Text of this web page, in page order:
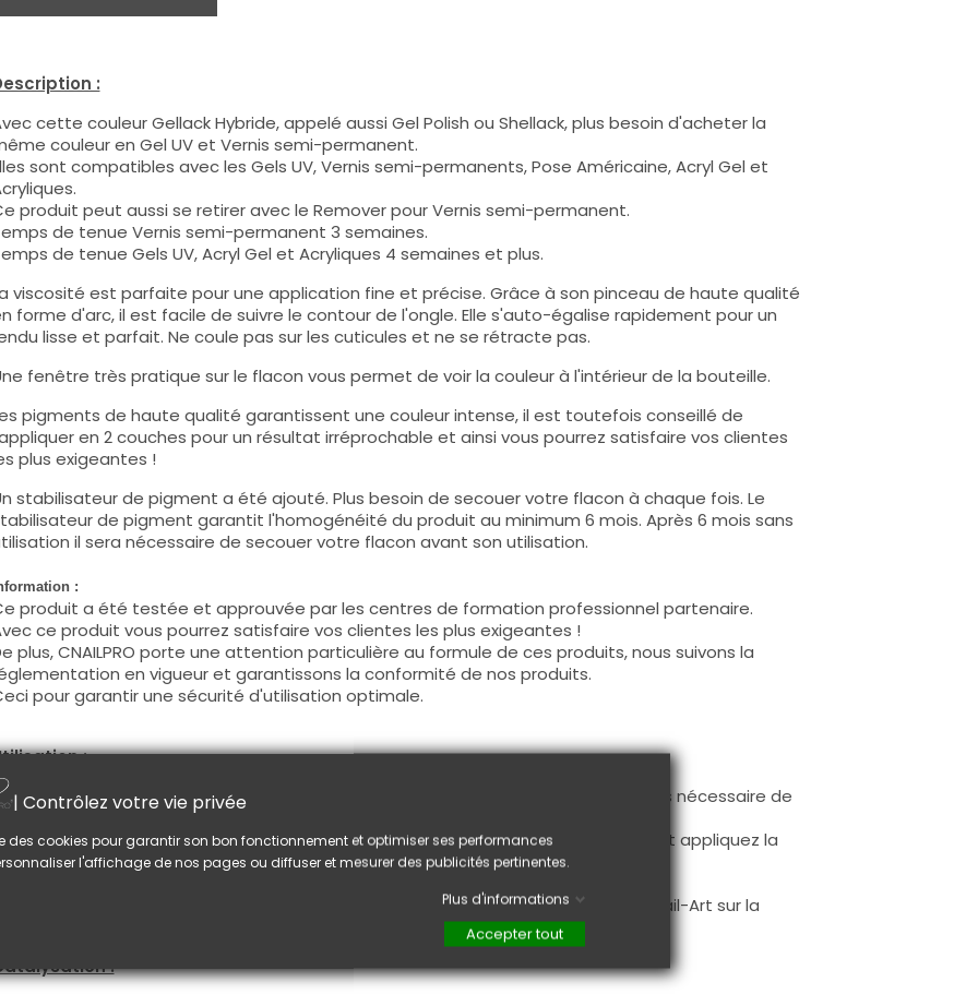
:
cette couleur Gellack Hybride, appelé aussi Gel Polish ou Shellack, plus besoin d'acheter la
couleur en Gel UV et Vernis semi-permanent.
sont compatibles avec les Gels UV, Vernis semi-permanents, Pose Américaine, Acryl Gel et
produit peut aussi se retirer avec le Remover pour Vernis semi-permanent.
de tenue Vernis semi-permanent 3 semaines.
de tenue Gels UV, Acryl Gel et Acryliques 4 semaines et plus.
viscosité est parfaite pour une application fine et précise. Grâce à son pinceau de haute qualité
forme d'arc, il est facile de suivre le contour de l'ongle. Elle s'auto-égalise rapidement pour un
lisse et parfait. Ne coule pas sur les cuticules et ne se rétracte pas.
fenêtre très pratique sur le flacon vous permet de voir la couleur à l'intérieur de la bouteille.
pigments de haute qualité garantissent une couleur intense, il est toutefois conseillé de
en 2 couches pour un résultat irréprochable et ainsi vous pourrez satisfaire vos clientes
plus exigeantes !
stabilisateur de pigment a été ajouté. Plus besoin de secouer votre flacon à chaque fois. Le
de pigment garantit l'homogénéité du produit au minimum 6 mois. Après 6 mois sans
il sera nécessaire de secouer votre flacon avant son utilisation.
:
produit a été testée et approuvée par les centres de formation professionnel partenaire.
ce produit vous pourrez satisfaire vos clientes les plus exigeantes !
plus, CNAILPRO porte une attention particulière au formule de ces produits, nous suivons la
en vigueur et garantissons la conformité de nos produits.
pour garantir une sécurité d'utilisation optimale.
:
couleur s'applique avec son pinceau, de manière fine, sur la base (il n'est pas nécessaire de
la couche de cohésion) ou sur la construction après limage.
produit s'applique en deux couches, fermez le bord libre à la première couche et appliquez la
couche pour garantir un résultat optimal.
pouvez dégraisser la couche de cohésion si vous désirez faire une création Nail-Art sur la
:
| Contrôlez votre vie privée
des cookies pour garantir son bon fonctionnement et optimiser ses performances
l'affichage de nos pages ou diffuser et mesurer des publicités pertinentes.
Plus d'informations
Accepter tout